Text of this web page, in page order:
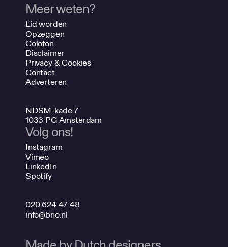
Meer weten?
Lid worden
Opzeggen
Colofon
Disclaimer
Privacy & Cookies
Contact
Adverteren
NDSM-kade 7
1033 PG Amsterdam
Volg ons!
Instagram
Vimeo
LinkedIn
Spotify
020 624 47 48
info@bno.nl